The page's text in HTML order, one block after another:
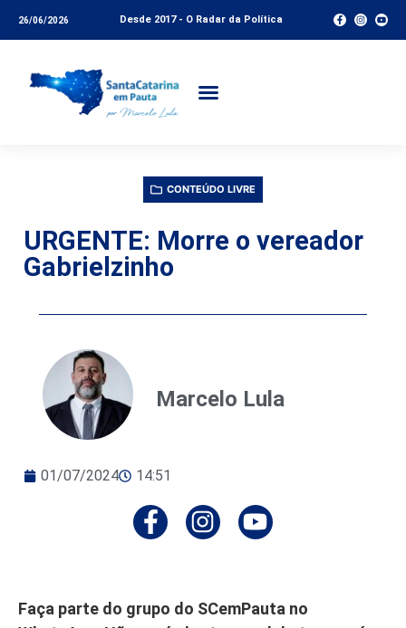
26/06/2026 Desde 2017 - O Radar da Política
CONTEÚDO LIVRE
URGENTE: Morre o vereador
Gabrielzinho
Marcelo Lula
01/07/2024 14:51
Faça parte do grupo do SCemPauta no